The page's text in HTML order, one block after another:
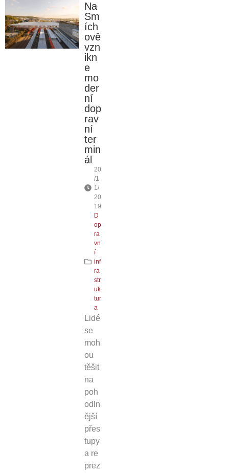
Na
Sm
ích
ově
vzn
ikn
e
mo
der
ní
dop
rav
ní
ter
min
ál
20
/1
1/
20
19
D
op
ra
vn
í
inf
ra
str
uk
tur
a
Lidé
se
moh
ou
těšit
na
poh
odln
ější
přes
tupy
a re
prez